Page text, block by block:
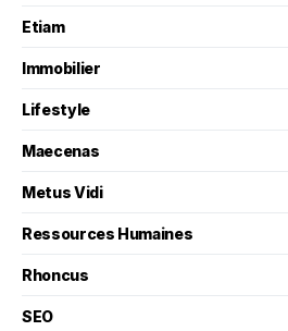
Etiam
Immobilier
Lifestyle
Maecenas
Metus Vidi
Ressources Humaines
Rhoncus
SEO